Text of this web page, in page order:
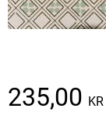
235,00 KR